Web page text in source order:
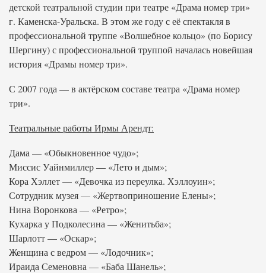
детской театральной студии при театре «Драма номер три»
г. Каменска-Уральска. В этом же году с её спектакля в
профессиональной труппе «Волшебное кольцо» (по Борису
Шергину) с профессиональной труппой началась новейшая
история «Драмы номер три».
С 2007 года — в актёрском составе театра «Драма номер
три».
Театральные работы Ирмы Арендт:
Дама — «Обыкновенное чудо»;
Миссис Уайнмиллер — «Лето и дым»;
Кора Хэллет — «Девочка из переулка. Хэллоуин»;
Сотрудник музея — «Жертвоприношение Елены»;
Нина Воронкова — «Ретро»;
Кухарка у Подколесина — «Женитьба»;
Шарлотт — «Оскар»;
Женщина с ведром — «Лодочник»;
Ираида Семеновна — «Баба Шанель»;